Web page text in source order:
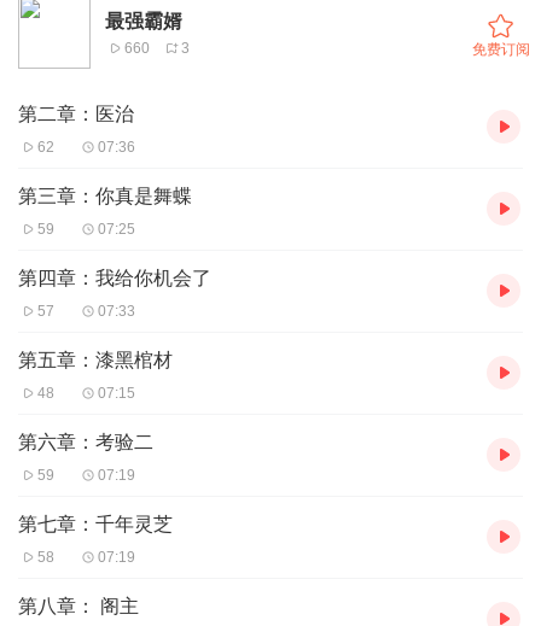
最强霸婿
660 3 免费订阅
第二章：医治
62 07:36
第三章：你真是舞蝶
59 07:25
第四章：我给你机会了
57 07:33
第五章：漆黑棺材
48 07:15
第六章：考验二
59 07:19
第七章：千年灵芝
58 07:19
第八章： 阁主